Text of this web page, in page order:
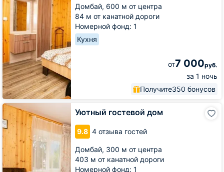
Домбай, 600 м от центра
84 м от канатной дороги
Номерной фонд: 1
Кухня
от7 000руб.
за 1 ночь
Получите350 бонусов
Уютный гостевой дом
9.8 4 отзыва гостей
Домбай, 300 м от центра
403 м от канатной дороги
Номерной фонд: 1
Уютный
гостевой
дом